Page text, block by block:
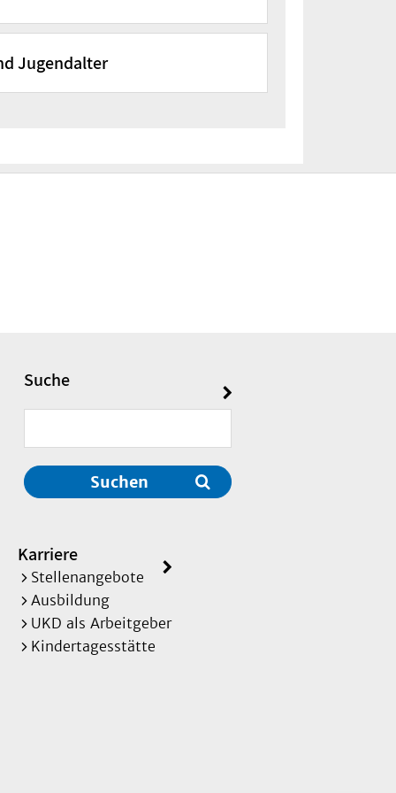
der Medizin
Jugendalter
Kindes- und Jugendalter
Suche
Suchen
Karriere
Stellenangebote
Ausbildung
UKD als Arbeitgeber
Kindertagesstätte